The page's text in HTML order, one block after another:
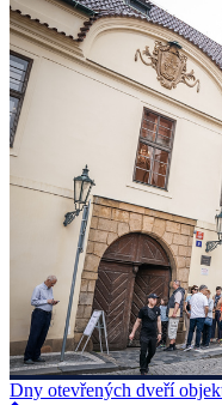
Dny otevřených dveří